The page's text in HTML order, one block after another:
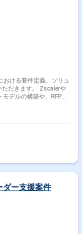
おける要件定義、ソリュ
ただきます。 Zscalerや
デルの構築や、RFP作
ダー支援案件